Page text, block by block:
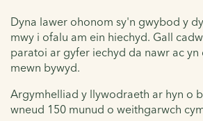
Dyna lawer ohonom sy'n gwybod y
mwy i ofalu am ein hiechyd. Gall
paratoi ar gyfer iechyd da nawr ac
mewn bywyd.
Argymhelliad y llywodraeth ar hyn o
wneud 150 munud o weithgarwch